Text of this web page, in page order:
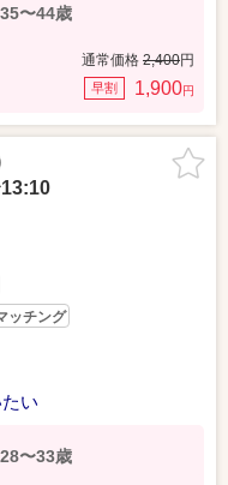
35〜44歳
通常価格 2,400円
早割 1,900円
ッチング
い
28〜33歳